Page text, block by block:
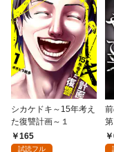
シカケドキ～15年考え
た復讐計画～１
165
試読フル